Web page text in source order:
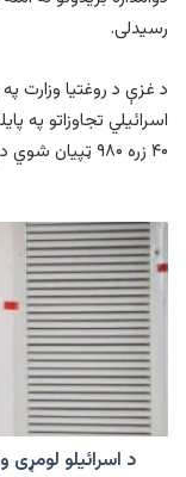
رسیدلی.
۴۰ زره ۹۸۰ ټپیان شوي دي.
اسرائیلو
لومړی
وزیر
کولمو
پړسوب
ناروغۍ
د اسرائیلو